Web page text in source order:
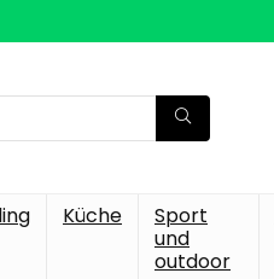
Küche
Sport
und
outdoor